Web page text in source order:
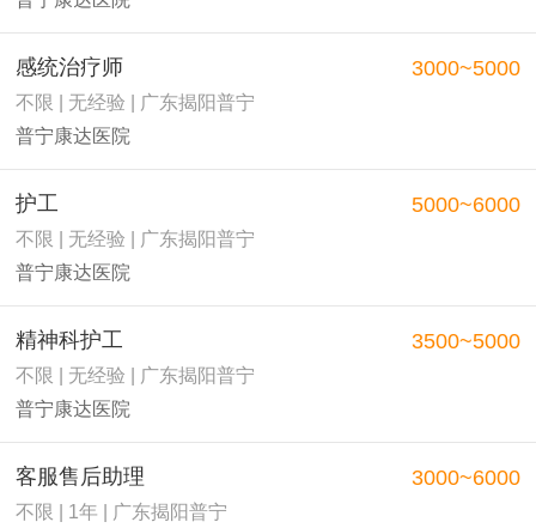
感统治疗师
不限 | 无经验 | 广东揭阳普宁
普宁康达医院
3000~5000
护工
不限 | 无经验 | 广东揭阳普宁
普宁康达医院
5000~6000
精神科护工
不限 | 无经验 | 广东揭阳普宁
普宁康达医院
3500~5000
客服售后助理
不限 | 1年 | 广东揭阳普宁
3000~6000